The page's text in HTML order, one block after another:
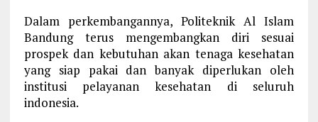
Dalam perkembangannya, Politeknik Al Islam
Bandung terus mengembangkan diri sesuai
prospek dan kebutuhan akan tenaga kesehatan
yang siap pakai dan banyak diperlukan oleh
institusi pelayanan kesehatan di seluruh
indonesia.